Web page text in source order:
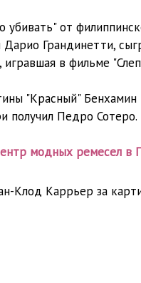
от
Грандинетти,
в фильме
"Красный"
получил Педро Сотеро.
модных ремесел в
Клод Каррьер за